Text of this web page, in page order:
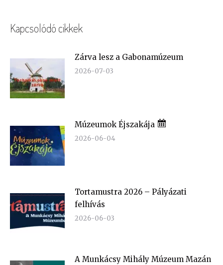
Kapcsolódó cikkek
Zárva lesz a Gabonamúzeum
2026-07-03
Múzeumok Éjszakája
2026-06-04
Tortamustra 2026 – Pályázati
felhívás
2026-06-03
A Munkácsy Mihály Múzeum Mazán